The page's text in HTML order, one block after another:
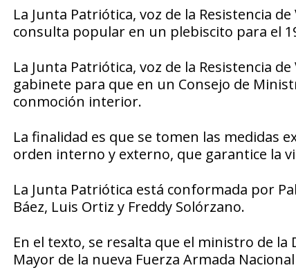
La Junta Patriótica, voz de la Resistencia
consulta popular en un plebiscito para el
La Junta Patriótica, voz de la Resistencia
gabinete para que en un Consejo de
conmoción interior.
La finalidad es que se tomen las medidas
orden interno y externo, que garantice la
La Junta Patriótica está conformada por
Báez, Luis Ortiz y Freddy Solórzano.
En el texto, se resalta que el ministro de la
Mayor de la nueva Fuerza Armada